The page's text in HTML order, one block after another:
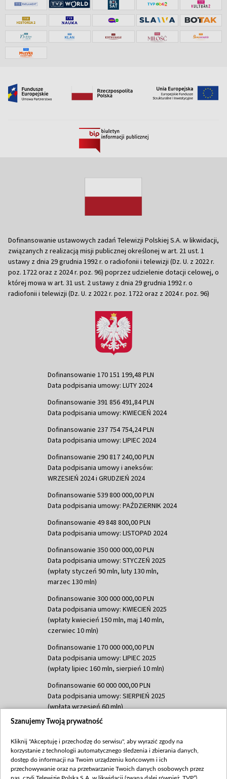
Dofinansowanie ustawowych zadań Telewizji Polskiej S.A. w likwidacji,
związanych z realizacją misji publicznej określonej w art. 21 ust. 1
ustawy z dnia 29 grudnia 1992 r. o radiofonii i telewizji (Dz. U. z 2022 r.
poz. 1722 oraz z 2024 r. poz. 96) poprzez udzielenie dotacji celowej, o
której mowa w art. 31 ust. 2 ustawy z dnia 29 grudnia 1992 r. o
radiofonii i telewizji (Dz. U. z 2022 r. poz. 1722 oraz z 2024 r. poz. 96)
Dofinansowanie 170 151 199,48 PLN
Data podpisania umowy: LUTY 2024
Dofinansowanie 391 856 491,84 PLN
Data podpisania umowy: KWIECIEŃ 2024
Dofinansowanie 237 754 754,24 PLN
Data podpisania umowy: LIPIEC 2024
Dofinansowanie 290 817 240,00 PLN
Data podpisania umowy i aneksów:
WRZESIEŃ 2024 i GRUDZIEŃ 2024
Dofinansowanie 539 800 000,00 PLN
Data podpisania umowy: PAŹDZIERNIK 2024
Dofinansowanie 49 848 800,00 PLN
Data podpisania umowy: LISTOPAD 2024
Dofinansowanie 350 000 000,00 PLN
Data podpisania umowy: STYCZEŃ 2025
(wpłaty styczeń 90 mln, luty 130 mln,
marzec 130 mln)
Dofinansowanie 300 000 000,00 PLN
Data podpisania umowy: KWIECIEŃ 2025
(wpłaty kwiecień 150 mln, maj 140 mln,
czerwiec 10 mln)
Dofinansowanie 170 000 000,00 PLN
Data podpisania umowy: LIPIEC 2025
(wpłaty lipiec 160 mln, sierpień 10 mln)
Dofinansowanie 60 000 000,00 PLN
Data podpisania umowy: SIERPIEŃ 2025
(wpłata wrzesień 60 mln)
Dofinansowanie 635 783 051,21 PLN
(wpłata wrzesień 100 mln, październik 350
mln, listopad 265 mln)
Dofinansowanie 48 862 000,00 PLN
Szanujemy Twoją prywatność
Kliknij "Akceptuję i przechodzę do serwisu", aby wyrazić zgody na
korzystanie z technologii automatycznego śledzenia i zbierania danych,
dostęp do informacji na Twoim urządzeniu końcowym i ich
przechowywanie oraz na przetwarzanie Twoich danych osobowych przez